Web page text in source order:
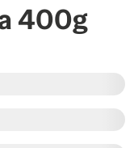
400g